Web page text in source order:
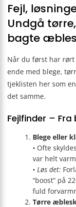
Fejl,
Undgå
bagte
Når du først har
ende med blege,
tjeklisten her som
det samme.
Fejlfinder –
Blege eller
• Ofte
var helt
•Løs det:
“boost” på
fuld
Tørre